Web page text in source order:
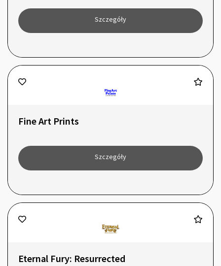
Szczegóły
Fine Art Prints
Szczegóły
Eternal Fury: Resurrected